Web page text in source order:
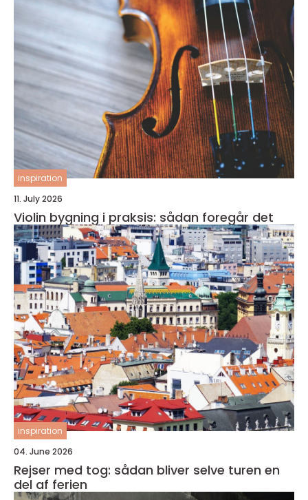
inspiration
11. July 2026
Violin bygning i praksis: sådan foregår det
inspiration
04. June 2026
Rejser med tog: sådan bliver selve turen en
del af ferien